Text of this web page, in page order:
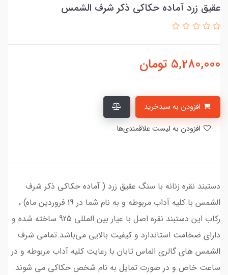
عقیق زرد آماده حکاکی ذکر شرف الشمس
5,280,000 تومان
دستبند نقره زنانه با سنگ عقیق زرد ( آماده حکاکی ذکر شرف
الشمس با کلیه آداب مربوطه و به نام شما در 19 فروردین ماه) ،
رکاب این دستبند نقره اصل با عیار بین المللی 925 ساخته شده و
دارای ضخامت استاندارد و کیفیت بالایی می‌باشد.تمامی شرف
الشمس های گالری الماس تابان با رعایت کلیه آداب مربوطه و در
ساعت خاص و در صورت تمایل به نام شخص حکاکی می شوند.